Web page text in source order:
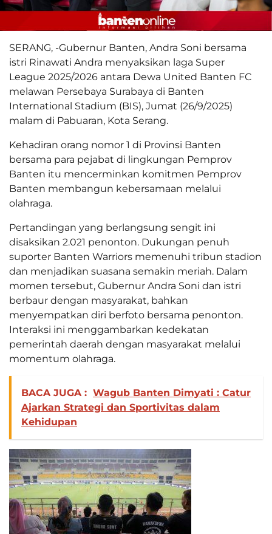
SERANG, -Gubernur Banten, Andra Soni bersama
istri Rinawati Andra menyaksikan laga Super
League 2025/2026 antara Dewa United Banten FC
melawan Persebaya Surabaya di Banten
International Stadium (BIS), Jumat (26/9/2025)
malam di Pabuaran, Kota Serang.
Kehadiran orang nomor 1 di Provinsi Banten
bersama para pejabat di lingkungan Pemprov
Banten itu mencerminkan komitmen Pemprov
Banten membangun kebersamaan melalui
olahraga.
Pertandingan yang berlangsung sengit ini
disaksikan 2.021 penonton. Dukungan penuh
suporter Banten Warriors memenuhi tribun stadion
dan menjadikan suasana semakin meriah. Dalam
momen tersebut, Gubernur Andra Soni dan istri
berbaur dengan masyarakat, bahkan
menyempatkan diri berfoto bersama penonton.
Interaksi ini menggambarkan kedekatan
pemerintah daerah dengan masyarakat melalui
momentum olahraga.
BACA JUGA : Wagub Banten Dimyati : Catur
Ajarkan Strategi dan Sportivitas dalam
Kehidupan